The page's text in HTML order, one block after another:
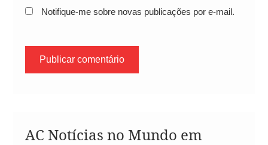
Notifique-me sobre novas publicações por e-mail.
AC Notícias no Mundo em